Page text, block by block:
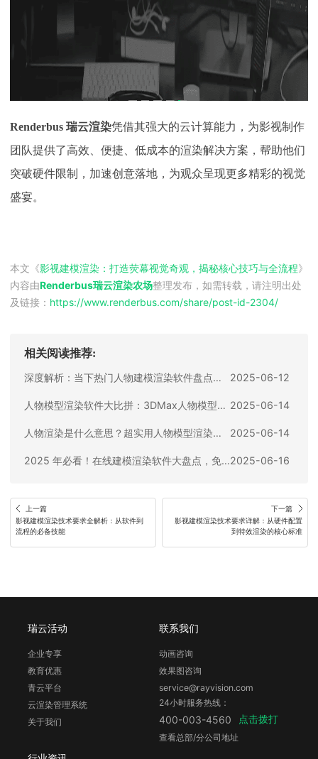
Renderbus 瑞云渲染凭借其强大的云计算能力，为影视制作
团队提供了高效、便捷、低成本的渲染解决方案，帮助他们
突破硬件限制，加速创意落地，为观众呈现更多精彩的视觉
盛宴。
本文《影视建模渲染：打造荧幕视觉奇观，揭秘核心技巧与全流程》
内容由Renderbus瑞云渲染农场整理发布，如需转载，请注明出处
及链接： https://www.renderbus.com/share/post-id-2304/
相关阅读推荐:
深度解析：当下热门人物建模渲染软件盘点，总有一款适合你
2025-06-12
人物模型渲染软件大比拼：3DMax人物模型渲染怎么样？ 2025-06-14
人物渲染是什么意思？超实用人物模型渲染技巧大放送 2025-06-14
2025 年必看！在线建模渲染软件大盘点，免费又实用2025-06-16
上一篇
影视建模渲染技术要求全解析：从软件到
流程的必备技能
下一篇
影视建模渲染技术要求详解：从硬件配置
到特效渲染的核心标准
瑞云活动
企业专享
教育优惠
青云平台
云渲染管理系统
关于我们
联系我们
动画咨询
效果图咨询
service@rayvision.com
24小时服务热线：
400-003-4560 点击拨打
查看总部/分公司地址